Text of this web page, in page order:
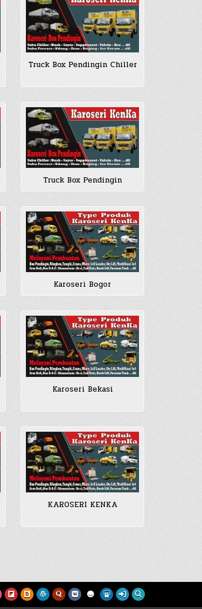
Truck Box Pendingin Chiller
Truck Box Pendingin
Karoseri Bogor
Karoseri Bekasi
KAROSERI KENKA